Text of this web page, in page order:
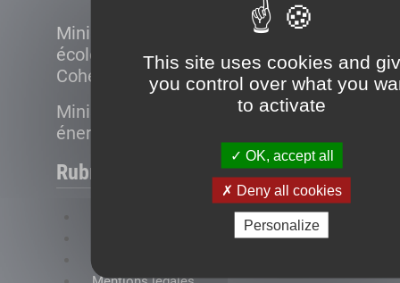
This site uses cookies and
you control over what you
to activate
OK, accept all
Deny all cookies
Personalize
Ministère de la Transition
écologique et de la
Cohésion des territoires
Ministère de la Transition
énergétique
Rubriques